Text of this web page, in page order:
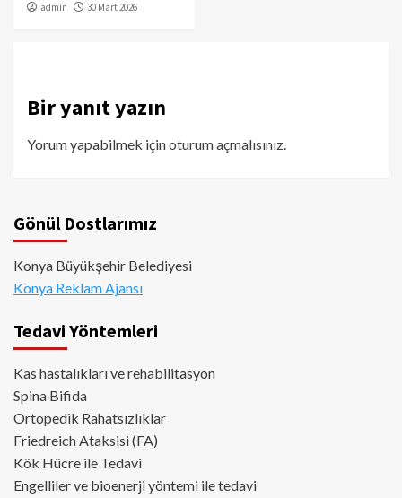
admin 30 Mart 2026
Bir yanıt yazın
Yorum yapabilmek içinoturum açmalısınız.
Gönül Dostlarımız
Konya Büyükşehir Belediyesi
Konya Reklam Ajansı
Tedavi Yöntemleri
Kas hastalıkları ve rehabilitasyon
Spina Bifida
Ortopedik Rahatsızlıklar
Friedreich Ataksisi (FA)
Kök Hücre ile Tedavi
Engelliler ve bioenerji yöntemi ile tedavi